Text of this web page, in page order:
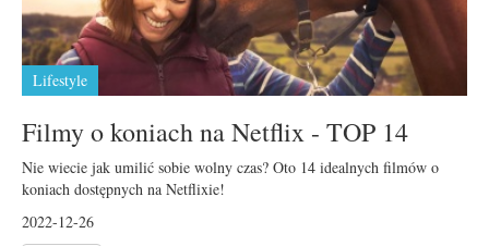
Lifestyle
Filmy o koniach na Netflix - TOP 14
Nie wiecie jak umilić sobie wolny czas? Oto 14 idealnych filmów o
koniach dostępnych na Netflixie!
2022-12-26